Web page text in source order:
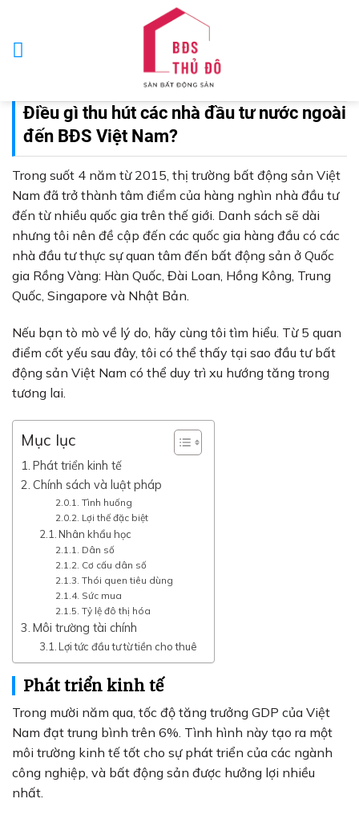
content
Điều gì thu hút các nhà đầu tư nước ngoài
đến BĐS Việt Nam?
Trong suốt 4 năm từ 2015, thị trường bất động sản Việt
Nam đã trở thành tâm điểm của hàng nghìn nhà đầu tư
đến từ nhiều quốc gia trên thế giới. Danh sách sẽ dài
nhưng tôi nên đề cập đến các quốc gia hàng đầu có các
nhà đầu tư thực sự quan tâm đến bất động sản ở Quốc
gia Rồng Vàng: Hàn Quốc, Đài Loan, Hồng Kông, Trung
Quốc, Singapore và Nhật Bản.
Nếu bạn tò mò về lý do, hãy cùng tôi tìm hiểu. Từ 5 quan
điểm cốt yếu sau đây, tôi có thể thấy tại sao đầu tư bất
động sản Việt Nam có thể duy trì xu hướng tăng trong
tương lai.
Mục lục
Phát triển kinh tế
Chính sách và luật pháp
Tình huống
Lợi thế đặc biệt
Nhân khẩu học
Dân số
Cơ cấu dân số
Thói quen tiêu dùng
Sức mua
Tỷ lệ đô thị hóa
Môi trường tài chính
Lợi tức đầu tư từ tiền cho thuê
Phát triển kinh tế
Trong mười năm qua, tốc độ tăng trưởng GDP của Việt
Nam đạt trung bình trên 6%. Tình hình này tạo ra một
môi trường kinh tế tốt cho sự phát triển của các ngành
công nghiệp, và bất động sản được hưởng lợi nhiều
nhất.